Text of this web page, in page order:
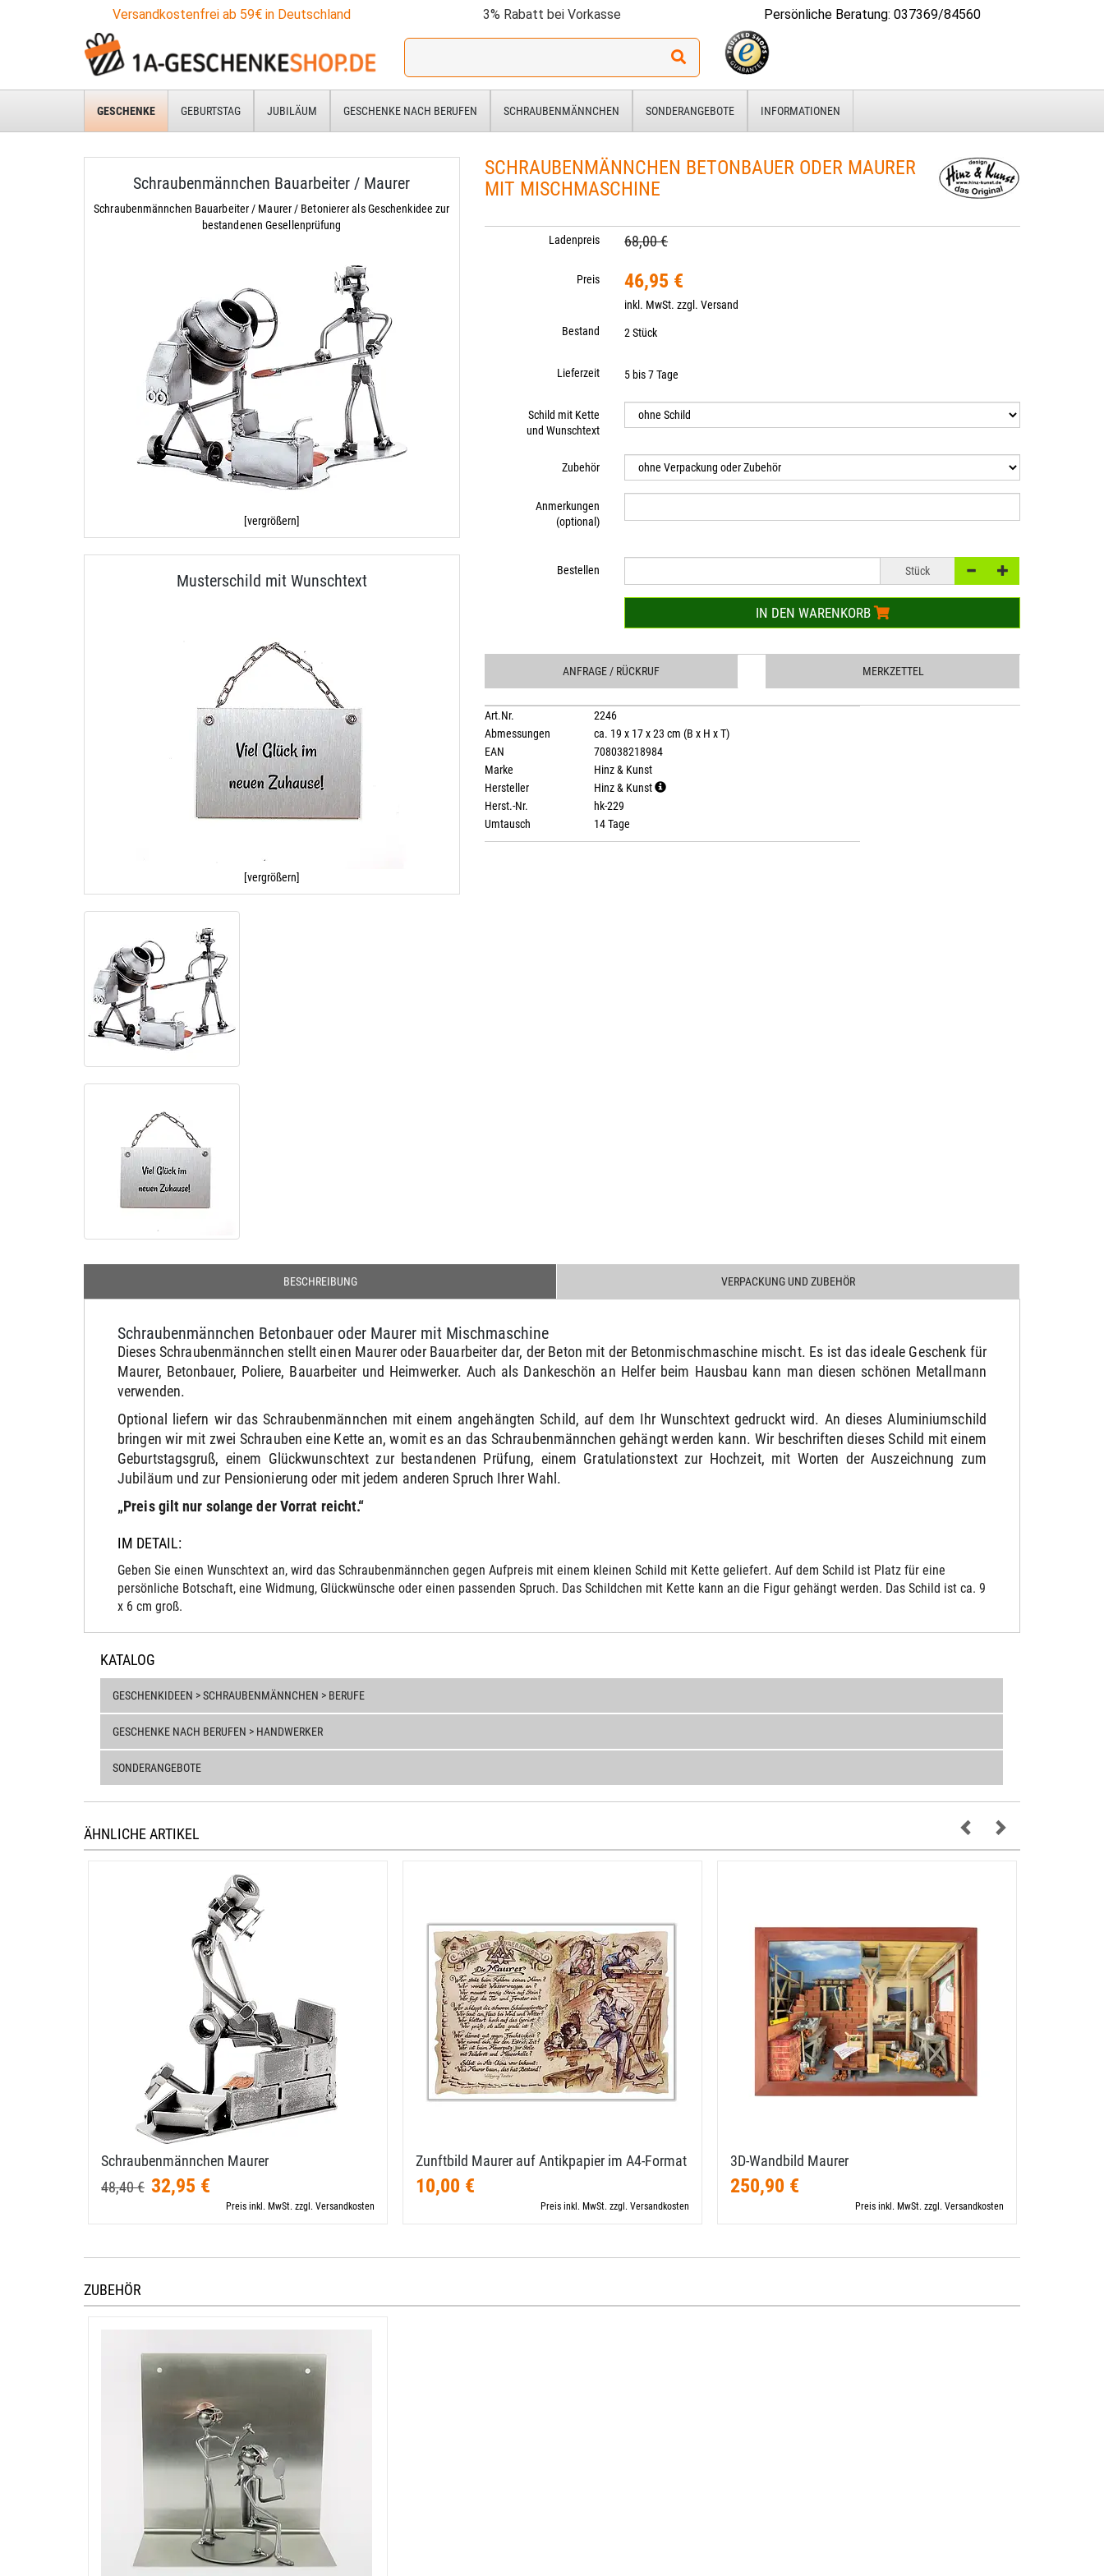
Versandkostenfrei ab 59€ in Deutschland 3% Rabatt bei Vorkasse Persönliche Beratung: 037369/84560
Ich
für:
GESCHENKE GEBURTSTAG JUBILÄUM GESCHENKE NACH BERUFEN SCHRAUBENMÄNNCHEN SONDERANGEBOTE INFORMATIONEN
Schraubenmännchen Bauarbeiter / Maurer
Schraubenmännchen Bauarbeiter / Maurer / Betonierer als Geschenkidee zur
bestandenen Gesellenprüfung
[vergrößern]
Musterschild mit Wunschtext
[vergrößern]
SCHRAUBENMÄNNCHEN BETONBAUER ODER MAURER
MIT MISCHMASCHINE
Ladenpreis 68,00 €
Preis 46,95 €
inkl. MwSt. zzgl.Versand
Bestand
2 Stück
Lieferzeit 5 bis 7 Tage
Schild mit Kette
und Wunschtext
Zubehör
Anmerkungen
(optional)
Bestellen Stück
IN DEN WARENKORB
ANFRAGE / RÜCKRUF MERKZETTEL
Art.Nr.
2246
Abmessungen
ca. 19 x 17 x 23 cm (B x H x T)
EAN
708038218984
Marke
Hinz & Kunst
Hersteller
Hinz & Kunst
Herst.-Nr.
hk-229
Umtausch
14 Tage
BESCHREIBUNG VERPACKUNG UND ZUBEHÖR
Schraubenmännchen Betonbauer oder Maurer mit Mischmaschine
Dieses Schraubenmännchen stellt einen Maurer oder Bauarbeiter dar, der Beton mit der Betonmischmaschine mischt. Es ist das ideale Geschenk für
Maurer, Betonbauer, Poliere, Bauarbeiter und Heimwerker. Auch als Dankeschön an Helfer beim Hausbau kann man diesen schönen Metallmann
verwenden.
Optional liefern wir das Schraubenmännchen mit einem angehängten Schild, auf dem Ihr Wunschtext gedruckt wird. An dieses Aluminiumschild
bringen wir mit zwei Schrauben eine Kette an, womit es an das Schraubenmännchen gehängt werden kann. Wir beschriften dieses Schild mit einem
Geburtstagsgruß, einem Glückwunschtext zur bestandenen Prüfung, einem Gratulationstext zur Hochzeit, mit Worten der Auszeichnung zum
Jubiläum und zur Pensionierung oder mit jedem anderen Spruch Ihrer Wahl.
„Preis gilt nur solange der Vorrat reicht.“
IM DETAIL:
Geben Sie einen Wunschtext an, wird das Schraubenmännchen gegen Aufpreis mit einem kleinen Schild mit Kette geliefert. Auf dem Schild ist Platz für eine
persönliche Botschaft, eine Widmung, Glückwünsche oder einen passenden Spruch. Das Schildchen mit Kette kann an die Figur gehängt werden. Das Schild ist ca. 9
x 6 cm groß.
KATALOG
GESCHENKIDEEN > SCHRAUBENMÄNNCHEN > BERUFE
GESCHENKE NACH BERUFEN > HANDWERKER
SONDERANGEBOTE
ÄHNLICHE ARTIKEL
Schraubenmännchen Maurer
48,40 € 32,95 €
Preis inkl. MwSt. zzgl. Versandkosten
Zunftbild Maurer auf Antikpapier im A4-​Format
10,00 €
Preis inkl. MwSt. zzgl. Versandkosten
3D-​Wandbild Maurer
250,90 €
Preis inkl. MwSt. zzgl. Versandkosten
ZUBEHÖR